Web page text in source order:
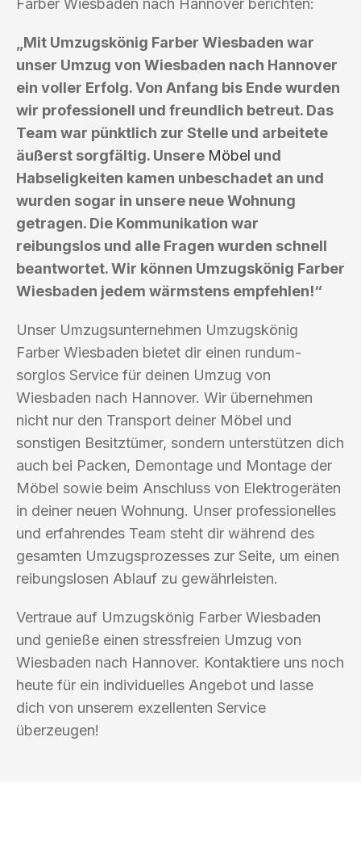
Farber Wiesbaden nach Hannover berichten:
„Mit Umzugskönig Farber Wiesbaden war
unser Umzug von Wiesbaden nach Hannover
ein voller Erfolg. Von Anfang bis Ende wurden
wir professionell und freundlich betreut. Das
Team war pünktlich zur Stelle und arbeitete
äußerst sorgfältig. Unsere Möbel und
Habseligkeiten kamen unbeschadet an und
wurden sogar in unsere neue Wohnung
getragen. Die Kommunikation war
reibungslos und alle Fragen wurden schnell
beantwortet. Wir können Umzugskönig Farber
Wiesbaden jedem wärmstens empfehlen!“
Unser Umzugsunternehmen Umzugskönig
Farber Wiesbaden bietet dir einen rundum-
sorglos Service für deinen Umzug von
Wiesbaden nach Hannover. Wir übernehmen
nicht nur den Transport deiner Möbel und
sonstigen Besitztümer, sondern unterstützen dich
auch bei Packen, Demontage und Montage der
Möbel sowie beim Anschluss von Elektrogeräten
in deiner neuen Wohnung. Unser professionelles
und erfahrendes Team steht dir während des
gesamten Umzugsprozesses zur Seite, um einen
reibungslosen Ablauf zu gewährleisten.
Vertraue auf Umzugskönig Farber Wiesbaden
und genieße einen stressfreien Umzug von
Wiesbaden nach Hannover. Kontaktiere uns noch
heute für ein individuelles Angebot und lasse
dich von unserem exzellenten Service
überzeugen!